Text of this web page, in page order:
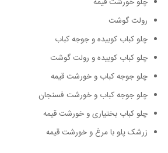
رولت گوشت
چلو کباب کوبیده و جوجه کباب
چلو کباب کوبیده و رولت گوشت
چلو جوجه کباب و خورشت قیمه
چلو جوجه کباب و خورشت فسنجان
چلو کباب بختیاری و خورشت قیمه
زرشک پلو با مرغ و خورشت قیمه